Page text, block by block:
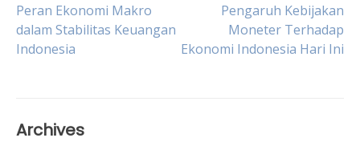
Post
navigation
Peran Ekonomi Makro
dalam Stabilitas Keuangan
Indonesia
Pengaruh Kebijakan
Moneter Terhadap
Ekonomi Indonesia Hari Ini
Archives